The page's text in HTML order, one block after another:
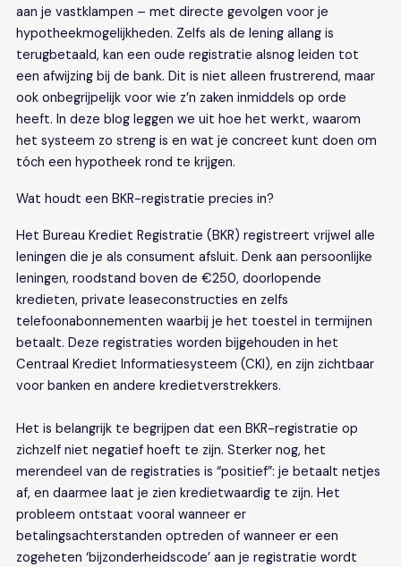
aan je vastklampen – met directe gevolgen voor je
hypotheekmogelijkheden. Zelfs als de lening allang is
terugbetaald, kan een oude registratie alsnog leiden tot
een afwijzing bij de bank. Dit is niet alleen frustrerend, maar
ook onbegrijpelijk voor wie z’n zaken inmiddels op orde
heeft. In deze blog leggen we uit hoe het werkt, waarom
het systeem zo streng is en wat je concreet kunt doen om
tóch een hypotheek rond te krijgen.
Wat houdt een BKR-registratie precies in?
Het Bureau Krediet Registratie (BKR) registreert vrijwel alle
leningen die je als consument afsluit. Denk aan persoonlijke
leningen, roodstand boven de €250, doorlopende
kredieten, private leaseconstructies en zelfs
telefoonabonnementen waarbij je het toestel in termijnen
betaalt. Deze registraties worden bijgehouden in het
Centraal Krediet Informatiesysteem (CKI), en zijn zichtbaar
voor banken en andere kredietverstrekkers.
Het is belangrijk te begrijpen dat een BKR-registratie op
zichzelf niet negatief hoeft te zijn. Sterker nog, het
merendeel van de registraties is “positief”: je betaalt netjes
af, en daarmee laat je zien kredietwaardig te zijn. Het
probleem ontstaat vooral wanneer er
betalingsachterstanden optreden of wanneer er een
zogeheten ‘bijzonderheidscode’ aan je registratie wordt